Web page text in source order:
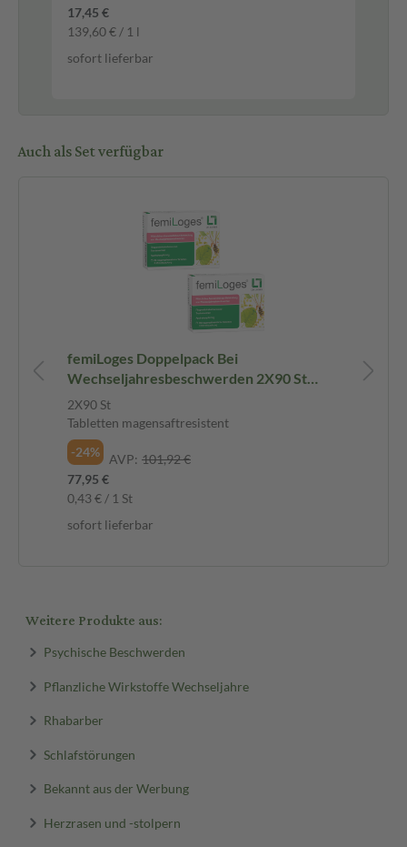
17,45 €
139,60 € / 1 l
sofort lieferbar
Auch als Set verfügbar
femiLoges Doppelpack Bei
Wechseljahresbeschwerden 2X90 St
Tabletten magensaftresistent
2X90 St
Tabletten magensaftresistent
-24%
AVP: 101,92 €
77,95 €
0,43 € / 1 St
sofort lieferbar
Weitere Produkte aus:
Psychische Beschwerden
Pflanzliche Wirkstoffe Wechseljahre
Rhabarber
Schlafstörungen
Bekannt aus der Werbung
Herzrasen und -stolpern